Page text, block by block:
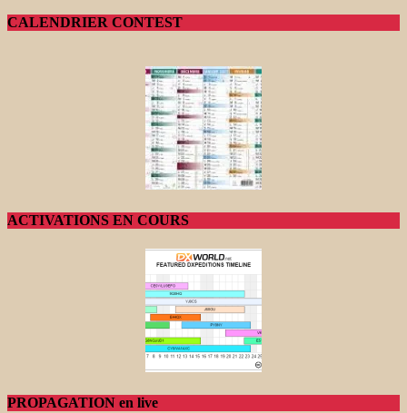
CALENDRIER CONTEST
ACTIVATIONS EN COURS
PROPAGATION en live